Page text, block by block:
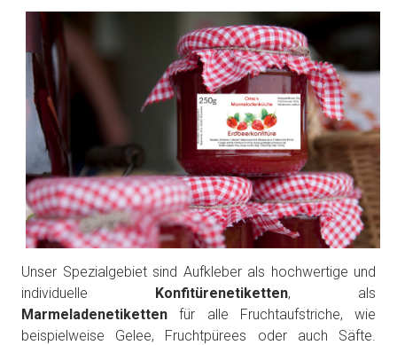
Unser Spezialgebiet sind Aufkleber als hochwertige und
individuelle Konfitürenetiketten, als
Marmeladenetiketten für alle Fruchtaufstriche, wie
beispielweise Gelee, Fruchtpürees oder auch Säfte.